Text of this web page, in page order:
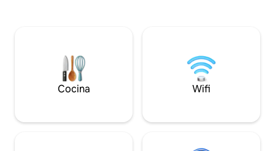
a través del bosque ,1des +hermosos
Cocina Wifi